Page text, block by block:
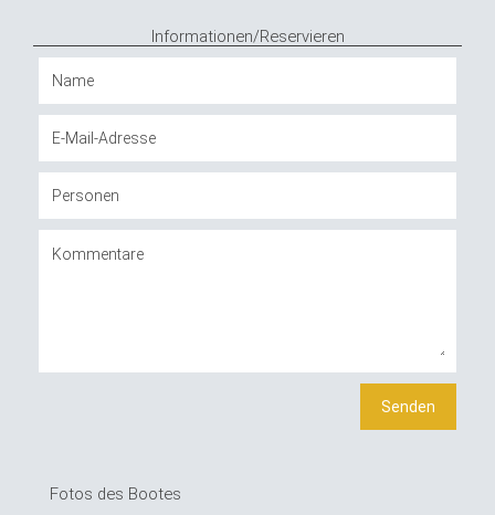
Informationen/Reservieren
Fotos des Bootes